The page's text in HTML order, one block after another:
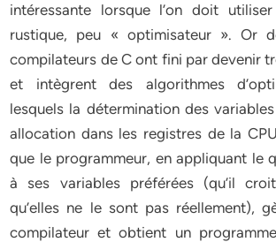
intéressante lorsque l’on doit
rustique, peu « optimisateur ». Or
compilateurs de C ont fini par devenir
et intègrent des algorithmes
lesquels la détermination des
allocation dans les registres de la
que le programmeur, en appliquant le
à ses variables préférées (qu’il
qu’elles ne le sont pas réellement),
compilateur et obtient un